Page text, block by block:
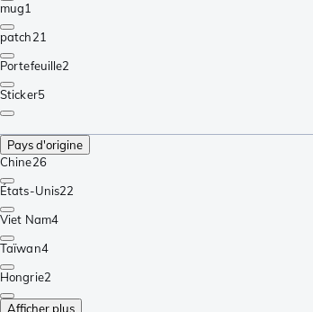
mug1
patch21
Portefeuille2
Sticker5
Pays d'origine
Chine26
États-Unis22
Viet Nam4
Taïwan4
Hongrie2
Afficher plus